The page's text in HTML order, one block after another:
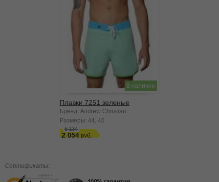
В наличии
Плавки 7251 зеленые
Бренд: Andrew Christian
Размеры: 44 46
5 134
2 054
Сертификаты: